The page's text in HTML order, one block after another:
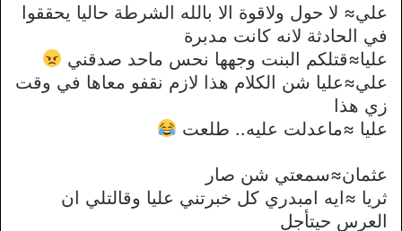
علي≈ لا حول ولاقوة الا بالله الشرطة حاليا يحققوا
في الحادثة لانه كانت مدبرة
عليا≈قتلكم البنت وجهها نحس ماحد صدقني
علي≈عليا شن الكلام هذا لازم نقفو معاها في وقت
زي هذا
عليا ≈ماعدلت عليه.. طلعت
عثمان≈سمعتي شن صار
ثريا ≈ايه امبدري كل خبرتني عليا وقالتلي ان
العرس حيتأجل